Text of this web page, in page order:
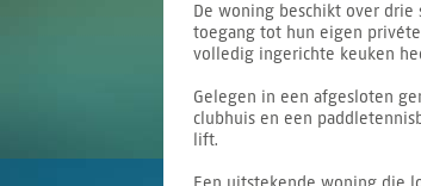
De woning beschikt over drie
toegang tot hun eigen
volledig ingerichte keuken
Gelegen in een afgesloten
clubhuis en een
lift.